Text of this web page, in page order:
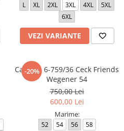
L XL 2XL 3XL 4XL
5XL
6XL
VEZI VARIANTE
-20%
Camasa 6-759/36 Ceck Friends
Wegener 54
750,00 Lei
600,00 Lei
Marime:
52 54 56 58